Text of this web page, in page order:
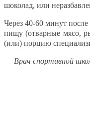
шоколад, или
Через 40-60 минут
пищу (отварные мясо,
(или) порцию
Врач спортивной